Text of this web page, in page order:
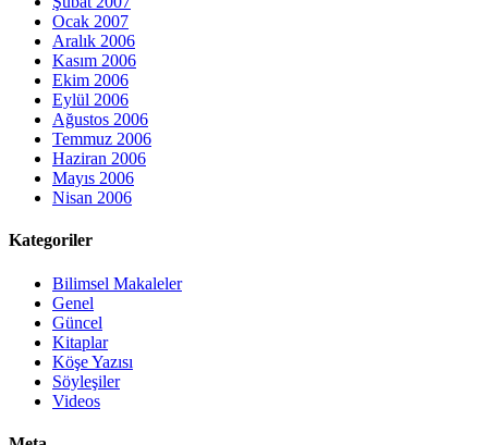
Ocak 2007
Aralık 2006
Kasım 2006
Ekim 2006
Eylül 2006
Ağustos 2006
Temmuz 2006
Haziran 2006
Mayıs 2006
Nisan 2006
Kategoriler
Bilimsel Makaleler
Genel
Güncel
Kitaplar
Köşe Yazısı
Söyleşiler
Videos